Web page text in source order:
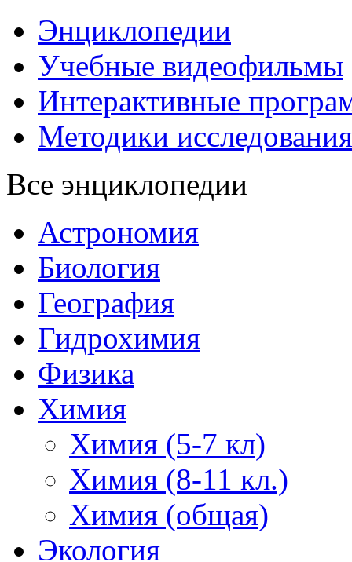
Энциклопедии
Учебные видеофильмы
Интерактивные
Методики исследования
Все энциклопедии
Астрономия
Биология
География
Гидрохимия
Физика
Химия
Химия (5-7 кл)
Химия (8-11 кл.)
Химия (общая)
Экология